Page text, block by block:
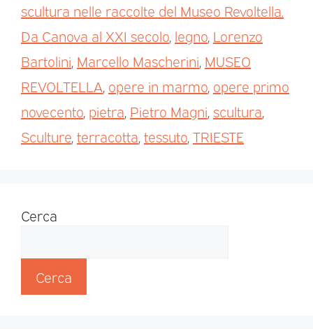
scultura nelle raccolte del Museo Revoltella.
Da Canova al XXI secolo legno Lorenzo
Bartolini Marcello Mascherini MUSEO
REVOLTELLA opere in marmo opere primo
novecento pietra Pietro Magni scultura
Sculture terracotta tessuto TRIESTE
Cerca
Cerca